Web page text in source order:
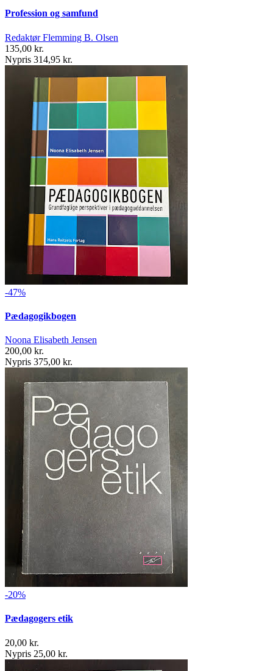
Profession og samfund
Redaktør Flemming B. Olsen
135,00 kr.
Nypris 314,95 kr.
-47%
Pædagogikbogen
Noona Elisabeth Jensen
200,00 kr.
Nypris 375,00 kr.
-20%
Pædagogers etik
20,00 kr.
Nypris 25,00 kr.